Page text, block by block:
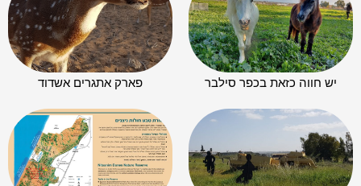
יש חווה כזאת בכפר סילבר פארק אתגרים אשדוד